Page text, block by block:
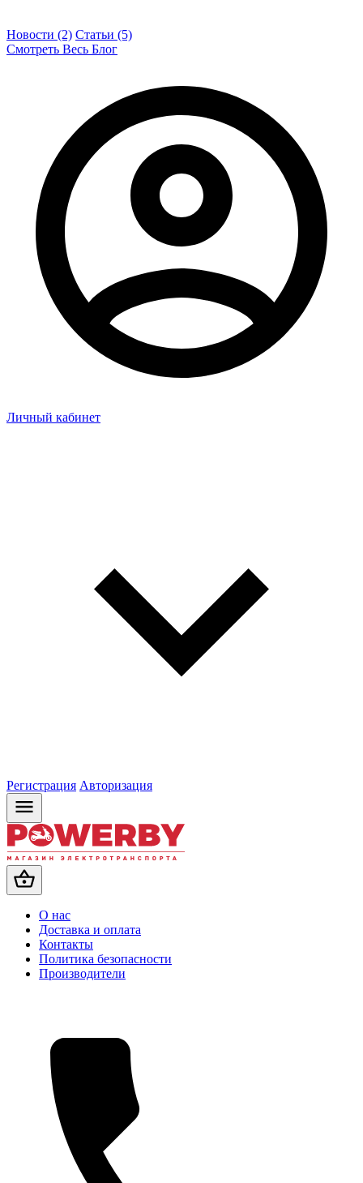
Новости (2) Статьи (5)
Смотреть Весь Блог
Личный кабинет
Регистрация Авторизация
О нас
Доставка и оплата
Контакты
Политика безопасности
Производители